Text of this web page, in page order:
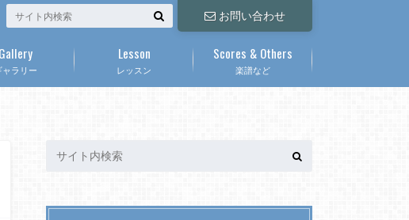
お問い合わせ
ャラリー
Gallery
レッスン
Lesson
楽譜など
Scores & Others